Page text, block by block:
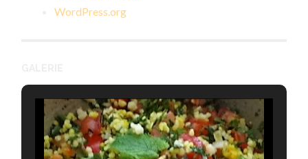
WordPress.org